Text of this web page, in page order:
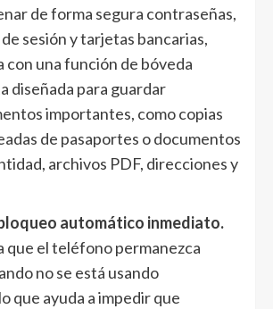
de forma segura contraseñas,
sesión y tarjetas bancarias,
con una función de bóveda
diseñada para guardar
importantes, como copias
de pasaportes o documentos
archivos PDF, direcciones y
automático inmediato.
que el teléfono permanezca
no se está usando
que ayuda a impedir que